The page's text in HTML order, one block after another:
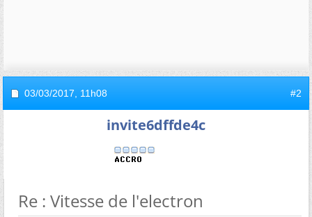
03/03/2017, 11h08 #2
invite6dffde4c
Re : Vitesse de l'electron